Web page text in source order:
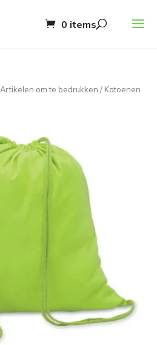
0 items
Artikelen om te bedrukken / Katoenen